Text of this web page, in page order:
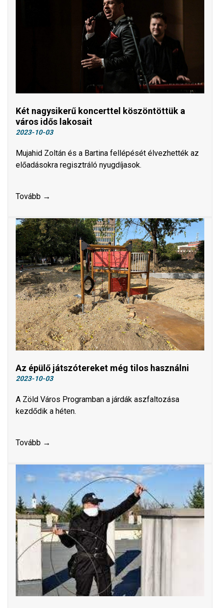
Két nagysikerű koncerttel köszöntöttük a
város idős lakosait
2023-10-03
Mujahid Zoltán és a Bartina fellépését élvezhették az
előadásokra regisztráló nyugdíjasok.
Tovább →
Az épülő játszótereket még tilos használni
2023-10-03
A Zöld Város Programban a járdák aszfaltozása
kezdődik a héten.
Tovább →